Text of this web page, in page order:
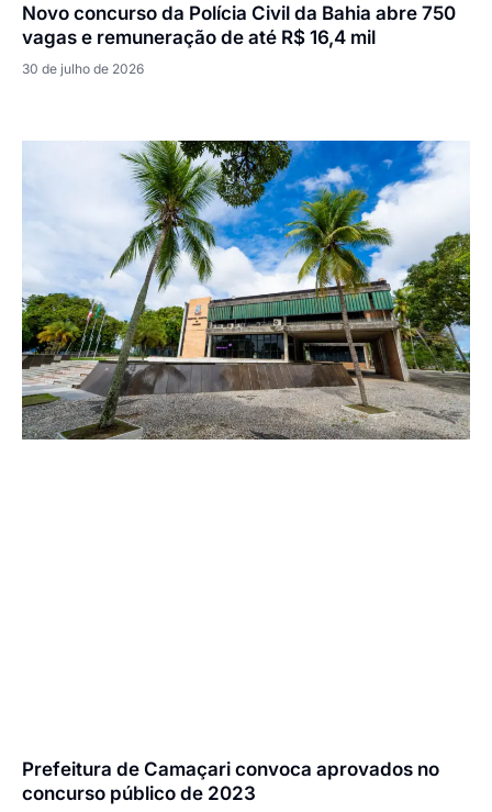
Novo concurso da Polícia Civil da Bahia abre 750
vagas e remuneração de até R$ 16,4 mil
30 de julho de 2026
Prefeitura de Camaçari convoca aprovados no
concurso público de 2023